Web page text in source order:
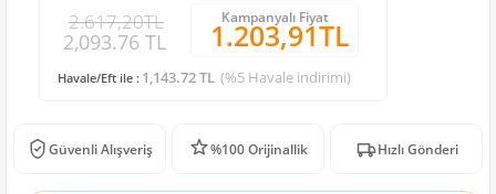
2.617,20TL
2,093.76 TL
Kampanyalı Fiyat
1.203,91TL
Havale/Eft ile : 1,143.72 TL (%5 Havale indirimi)
Güvenli Alışveriş %100 Orijinallik Hızlı Gönderi